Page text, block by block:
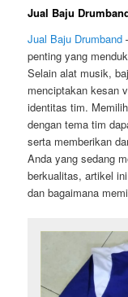
Jual Baju
Jual Baju Drumband
penting yang
Selain alat musik,
menciptakan kesan
identitas tim.
dengan tema tim
serta memberikan
Anda yang sedang
berkualitas, artikel
dan bagaimana